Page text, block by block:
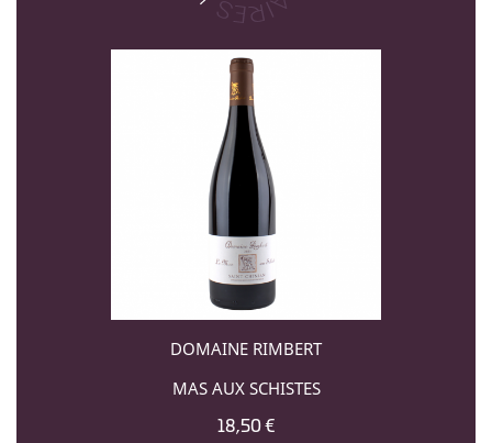
DOMAINE RIMBERT
MAS AUX SCHISTES
18,50 €